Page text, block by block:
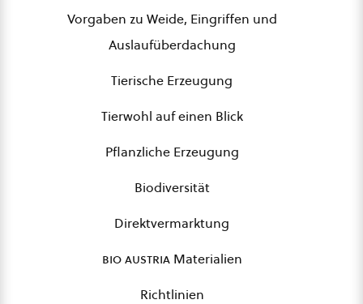
Vorgaben zu Weide, Eingriffen und
Auslaufüberdachung
Tierische Erzeugung
Tierwohl auf einen Blick
Pflanzliche Erzeugung
Biodiversität
Direktvermarktung
bio austriaMaterialien
Richtlinien